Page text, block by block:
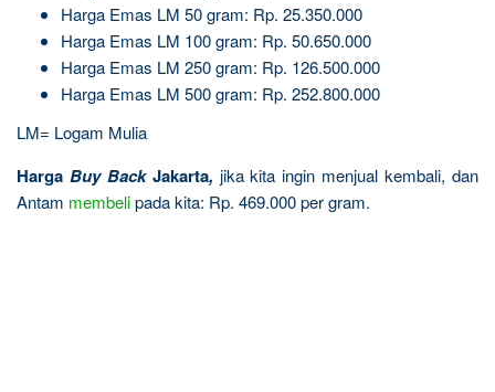
Harga Emas LM 50 gram: Rp. 25.350.000
Harga Emas LM 100 gram: Rp. 50.650.000
Harga Emas LM 250 gram: Rp. 126.500.000
Harga Emas LM 500 gram: Rp. 252.800.000
LM= Logam Mulia
Harga Buy Back Jakarta, jika kita ingin menjual kembali, dan
Antam membelipada kita: Rp. 469.000 per gram.